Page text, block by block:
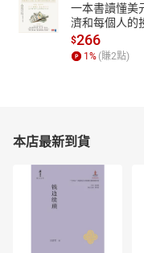
一本書讀懂美
濟和每個人的
$266
1% (賺2點)
本店最新到貨